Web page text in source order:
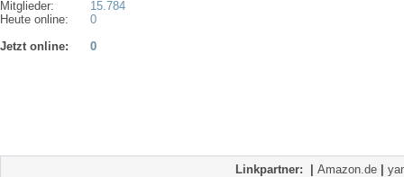
Mitglieder:
Heute online:
15.784
0
Jetzt online:
0
Linkpartner: Amazon.de